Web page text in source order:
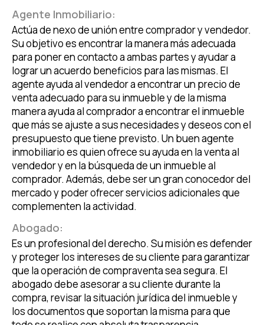
Agente Inmobiliario:
Actúa de nexo de unión entre comprador y vendedor.
Su objetivo es encontrar la manera más adecuada
para poner en contacto a ambas partes y ayudar a
lograr un acuerdo beneficios para las mismas. El
agente ayuda al vendedor a encontrar un precio de
venta adecuado para su inmueble y de la misma
manera ayuda al comprador a encontrar el inmueble
que más se ajuste a sus necesidades y deseos con el
presupuesto que tiene previsto. Un buen agente
inmobiliario es quien ofrece su ayuda en la venta al
vendedor y en la búsqueda de un inmueble al
comprador. Además, debe ser un gran conocedor del
mercado y poder ofrecer servicios adicionales que
complementen la actividad.
Abogado:
Es un profesional del derecho. Su misión es defender
y proteger los intereses de su cliente para garantizar
que la operación de compraventa sea segura. El
abogado debe asesorar a su cliente durante la
compra, revisar la situación jurídica del inmueble y
los documentos que soportan la misma para que